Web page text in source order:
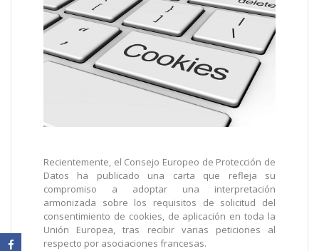
Recientemente, el Consejo Europeo de Protección de
Datos ha publicado una carta que refleja su
compromiso a adoptar una interpretación
armonizada sobre los requisitos de solicitud del
consentimiento de cookies, de aplicación en toda la
Unión Europea, tras recibir varias peticiones al
respecto por asociaciones francesas.